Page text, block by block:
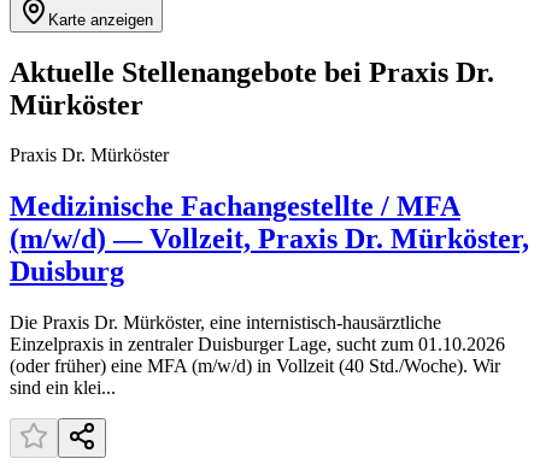
Karte anzeigen
Aktuelle Stellenangebote bei Praxis Dr.
Mürköster
Praxis Dr. Mürköster
Medizinische Fachangestellte / MFA
(m/w/d) — Vollzeit, Praxis Dr. Mürköster,
Duisburg
Die Praxis Dr. Mürköster, eine internistisch-hausärztliche
Einzelpraxis in zentraler Duisburger Lage, sucht zum 01.10.2026
(oder früher) eine MFA (m/w/d) in Vollzeit (40 Std./Woche). Wir
sind ein klei...